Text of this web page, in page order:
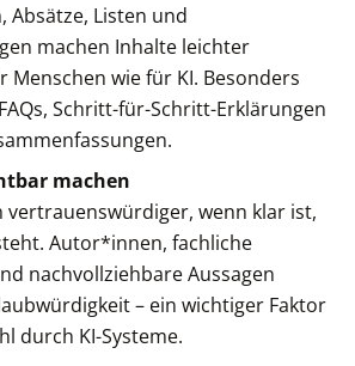
Absätze, Listen und
machen Inhalte leichter
Menschen wie für KI. Besonders
Schritt-für-Schritt-Erklärungen
machen
vertrauenswürdiger, wenn klar ist,
Autor*innen, fachliche
nachvollziehbare Aussagen
– ein wichtiger Faktor
durch KI-Systeme.